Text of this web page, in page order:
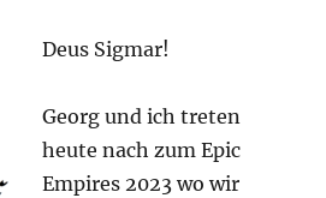
Deus Sigmar!
Georg und ich treten
heute nach zum Epic
Empires 2023 wo wir